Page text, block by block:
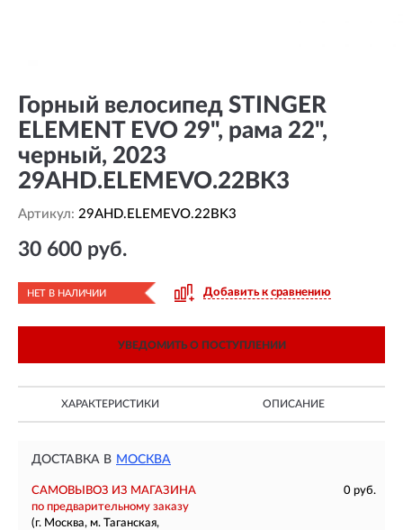
Горный велосипед STINGER
ELEMENT EVO 29", рама 22",
черный, 2023
29AHD.ELEMEVO.22BK3
Артикул: 29AHD.ELEMEVO.22BK3
30 600 руб.
НЕТ В НАЛИЧИИ Добавить к сравнению
УВЕДОМИТЬ О ПОСТУПЛЕНИИ
ХАРАКТЕРИСТИКИ ОПИСАНИЕ
ДОСТАВКА В МОСКВА
САМОВЫВОЗ ИЗ МАГАЗИНА
0 руб.
по предварительному заказу
(г. Москва, м. Таганская,